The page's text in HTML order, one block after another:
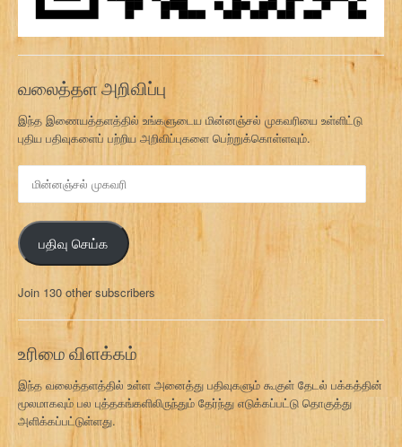
வலைத்தள அறிவிப்பு
இந்த இணையத்தளத்தில் உங்களுடைய மின்னஞ்சல் முகவரியை உள்ளிட்டு
புதிய பதிவுகளைப் பற்றிய அறிவிப்புகளை பெற்றுக்கொள்ளவும்.
ன
ஞ்
ச
ல்
க
வ
பதிவு செய்க
Join 130 other subscribers
உரிமை விளக்கம்
இந்த வலைத்தளத்தில் உள்ள அனைத்து பதிவுகளும் கூகுள் தேடல் பக்கத்தின்
மூலமாகவும் பல புத்தகங்களிலிருந்தும் தேர்ந்து எடுக்கப்பட்டு தொகுத்து
அளிக்கப்பட்டுள்ளது.